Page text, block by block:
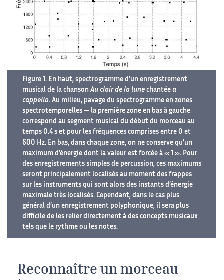
Figure 1. En haut, spectrogramme d’un enregistrement
musical de la chanson Au clair de la lune chantée a
cappella. Au milieu, pavage du spectrogramme en zones
spectrotemporelles — la première zone en bas à gauche
correspond au segment musical du début du morceau au
temps 0.4 s et pour les fréquences comprises entre 0 et
600 Hz. En bas, dans chaque zone, on ne conserve qu’un
maximum d’énergie dont la valeur est forcée à « 1 ». Pour
des enregistrements simples de percussion, ces maximums
seront principalement localisés au moment des frappes
sur les instruments qui sont alors des instants d’énergie
maximale très localisés. Cependant, dans le cas plus
général d’un enregistrement polyphonique, il sera plus
difficile de les relier directement à des concepts musicaux
tels que le rythme ou les notes.
Reconnaître un morceau